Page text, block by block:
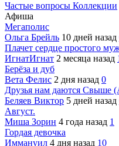
Частые вопросы Коллекции
Афиша
Мегаполис
Ольга Брейль 10 дней назад
Плачет сердце простого
ИгнатИгнат 2 месяца назад
Берёза и дуб
Вета Фелис 2 дня назад 0
Друзья нам даются Свыше
Беляев Виктор 5 дней назад
Август.
Миша Зорин 4 года назад 1
Гордая девочка
Иммануил 4 дня назад 10